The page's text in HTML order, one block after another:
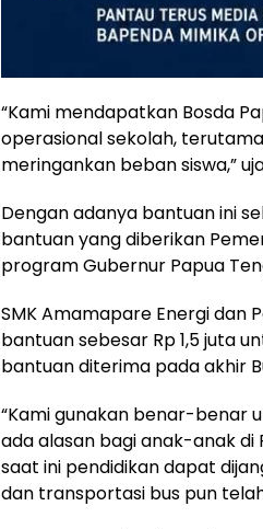
“Kami mendapatkan Bosda
operasional sekolah,
meringankan beban siswa,”
Dengan adanya bantuan ini
bantuan yang diberikan
program Gubernur Papua
SMK Amamapare Energi dan
bantuan sebesar Rp 1,5 juta
bantuan diterima pada akhir
“Kami gunakan benar-benar
ada alasan bagi anak-anak di
saat ini pendidikan dapat
dan transportasi bus pun